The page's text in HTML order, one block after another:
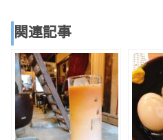
関連記事